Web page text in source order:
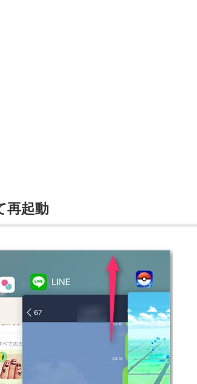
再起動